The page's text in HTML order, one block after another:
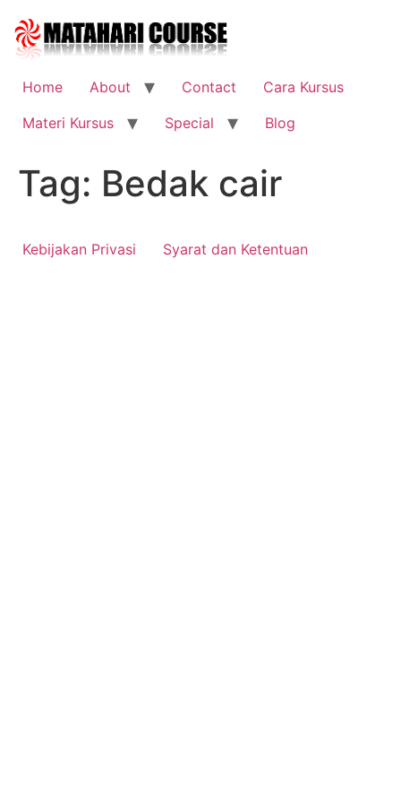
content
Home
About Contact
Cara Kursus
Materi Kursus
Special Blog
Tag: Bedak cair
Kebijakan Privasi Syarat dan Ketentuan